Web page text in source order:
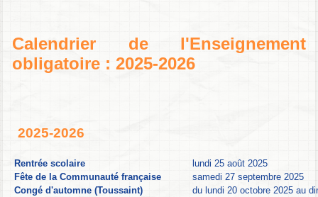
Calendrier de l'Enseignement
obligatoire : 2025-2026
2025-2026
Rentrée scolaire
lundi 25 août 2025
Fête de la Communauté française
samedi 27 septembre 2025
Congé d'automne (Toussaint)
du lundi 20 octobre 2025 au